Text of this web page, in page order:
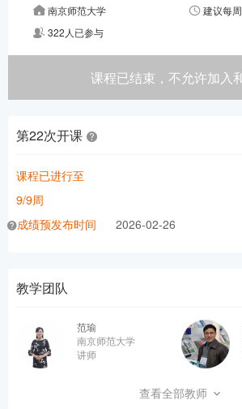
南京师范大学
建议每
322人已参与
课程已结束，不允许加入
第22次开课
课程已进行至
9/9周
成绩预发布时间
2026-02-26
教学团队
范瑜
南京师范大学
讲师
查看全部教师